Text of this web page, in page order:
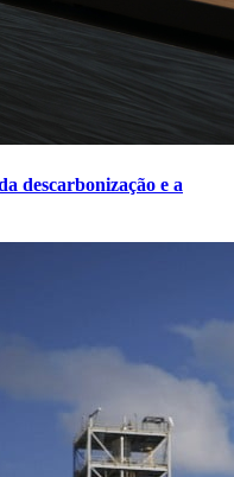
descarbonização e a